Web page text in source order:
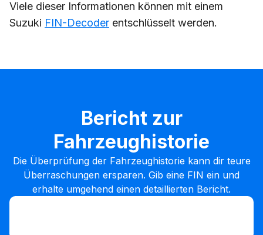
Viele dieser Informationen können mit einem
Suzuki FIN-Decoder entschlüsselt werden.
Bericht zur
Fahrzeughistorie
Die Überprüfung der Fahrzeughistorie kann dir teure
Überraschungen ersparen. Gib eine FIN ein und
erhalte umgehend einen detaillierten Bericht.
FIN eingeben